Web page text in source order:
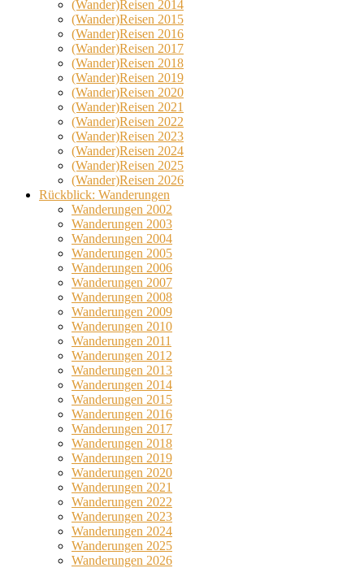
(Wander)Reisen 2014
(Wander)Reisen 2015
(Wander)Reisen 2016
(Wander)Reisen 2017
(Wander)Reisen 2018
(Wander)Reisen 2019
(Wander)Reisen 2020
(Wander)Reisen 2021
(Wander)Reisen 2022
(Wander)Reisen 2023
(Wander)Reisen 2024
(Wander)Reisen 2025
(Wander)Reisen 2026
Rückblick: Wanderungen
Wanderungen 2002
Wanderungen 2003
Wanderungen 2004
Wanderungen 2005
Wanderungen 2006
Wanderungen 2007
Wanderungen 2008
Wanderungen 2009
Wanderungen 2010
Wanderungen 2011
Wanderungen 2012
Wanderungen 2013
Wanderungen 2014
Wanderungen 2015
Wanderungen 2016
Wanderungen 2017
Wanderungen 2018
Wanderungen 2019
Wanderungen 2020
Wanderungen 2021
Wanderungen 2022
Wanderungen 2023
Wanderungen 2024
Wanderungen 2025
Wanderungen 2026